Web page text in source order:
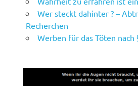
Wer steckt dahinter ? –
Recherchen
Werben für das Töten nach